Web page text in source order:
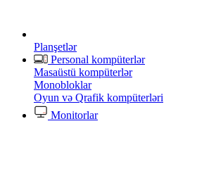
Planşetlər
Personal kompüterlər
Masaüstü kompüterlər
Monobloklar
Oyun və Qrafik kompüterləri
Monitorlar